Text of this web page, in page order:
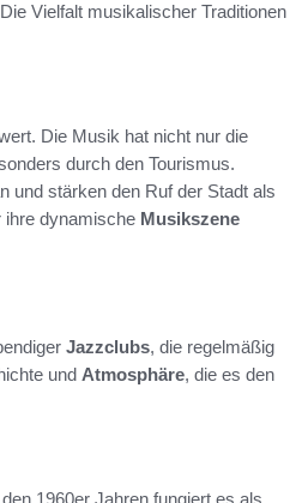
Vielfalt musikalischer Traditionen
Die Musik hat nicht nur die
durch den Tourismus.
und stärken den Ruf der Stadt als
ihre dynamische Musikszene
Jazzclubs, die regelmäßig
und Atmosphäre, die es den
1960er Jahren fungiert es als